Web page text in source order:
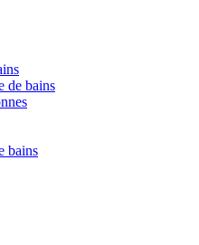
de bains
bains